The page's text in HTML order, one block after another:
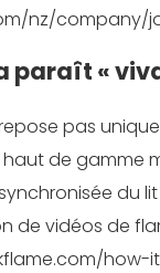
nz/
paraît «
pas
de gamme
du
de vidéos de
how-